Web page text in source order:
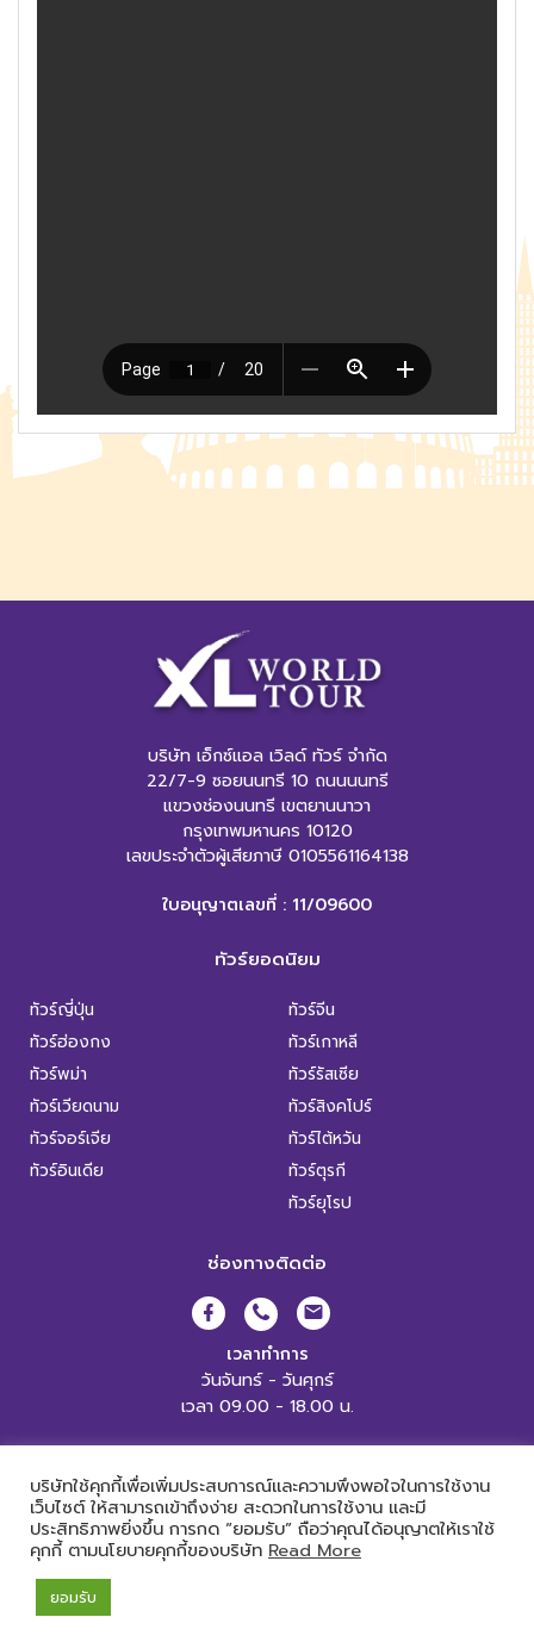
บริษัทใช้คุกกี้เพื่อเพิ่มประสบการณ์และความพึงพอใจในการใช้งาน
เว็บไซต์ ให้สามารถเข้าถึงง่าย สะดวกในการใช้งาน และมี
ประสิทธิภาพยิ่งขึ้น การกด “ยอมรับ” ถือว่าคุณได้อนุญาตให้เราใช้
คุกกี้ ตามนโยบายคุกกี้ของบริษัท Read More
ยอมรับ
บริษัท เอ็กซ์แอล เวิลด์ ทัวร์ จำกัด
22/7-9 ซอยนนทรี 10 ถนนนนทรี
แขวงช่องนนทรี เขตยานนาวา
กรุงเทพมหานคร 10120
เลขประจำตัวผู้เสียภาษี 0105561164138
ใบอนุญาตเลขที่ : 11/09600
ทัวร์ยอดนิยม
ทัวร์ญี่ปุ่น
ทัวร์ฮ่องกง
ทัวร์พม่า
ทัวร์เวียดนาม
ทัวร์จอร์เจีย
ทัวร์อินเดีย
ทัวร์จีน
ทัวร์เกาหลี
ทัวร์รัสเซีย
ทัวร์สิงคโปร์
ทัวร์ไต้หวัน
ทัวร์ตุรกี
ทัวร์ยุโรป
ช่องทางติดต่อ
เวลาทำการ
วันจันทร์ - วันศุกร์
เวลา 09.00 - 18.00 น.
Powered by